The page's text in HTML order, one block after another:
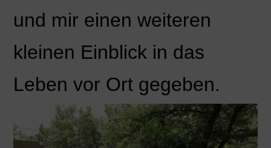
und mir einen weiteren
kleinen Einblick in das
Leben vor Ort gegeben.